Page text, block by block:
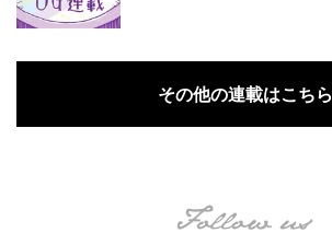
その他の連載はこちら